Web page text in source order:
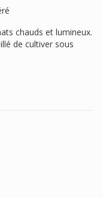
chauds et lumineux.
de cultiver sous